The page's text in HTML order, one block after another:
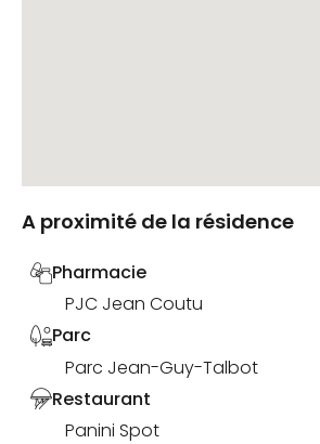
A proximité de la résidence
Pharmacie
PJC Jean Coutu
Parc
Parc Jean-Guy-Talbot
Restaurant
Panini Spot